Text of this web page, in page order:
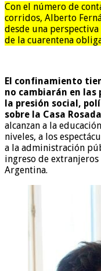
Con el número de
corridos, Alberto
desde una
de la cuarentena
El confinamiento
no cambiarán en las
la presión social,
sobre la Casa
alcanzan a la
niveles, a los
a la administración
ingreso de
Argentina.